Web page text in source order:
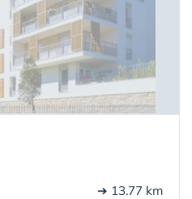
➔ 13.77 km